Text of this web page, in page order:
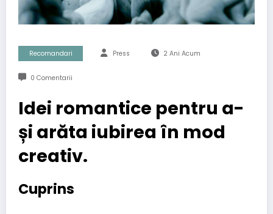
Recomandari Press 2 Ani Acum
0 Comentarii
Idei romantice pentru a-
și arăta iubirea în mod
creativ.
Cuprins